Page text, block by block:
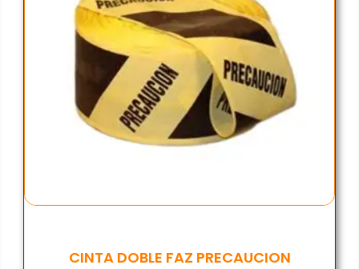
CINTA DOBLE FAZ PRECAUCION